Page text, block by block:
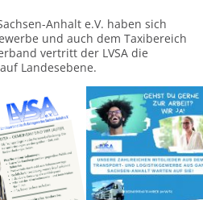
Anhalt e.V. haben sich
und auch dem Taxibereich
vertritt der LVSA die
Landesebene.